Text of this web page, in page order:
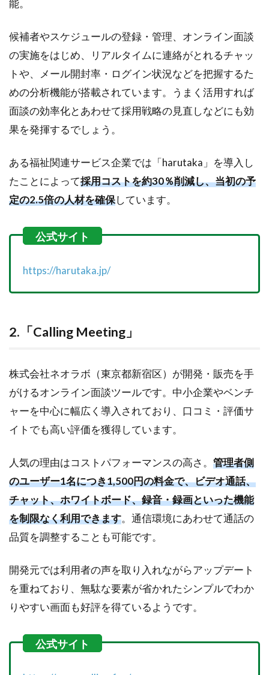
能。
候補者やスケジュールの登録・管理、オンライン面談
の実施をはじめ、リアルタイムに連絡がとれるチャッ
トや、メール開封率・ログイン状況などを把握するた
めの分析機能が搭載されています。うまく活用すれば
面談の効率化とあわせて採用戦略の見直しなどにも効
果を発揮するでしょう。
ある福祉関連サービス企業では「harutaka」を導入し
たことによって採用コストを約30％削減し、当初の予
定の2.5倍の人材を確保しています。
https://harutaka.jp/
2.「Calling Meeting」
株式会社ネオラボ（東京都新宿区）が開発・販売を手
がけるオンライン面談ツールです。中小企業やベンチ
ャーを中心に幅広く導入されており、口コミ・評価サ
イトでも高い評価を獲得しています。
人気の理由はコストパフォーマンスの高さ。 管理者側
のユーザー1名につき1,500円の料金で、ビデオ通話、
チャット、ホワイトボード、録音・録画といった機能
を制限なく利用できます。通信環境にあわせて通話の
品質を調整することも可能です。
開発元では利用者の声を取り入れながらアップデート
を重ねており、無駄な要素が省かれたシンプルでわか
りやすい画面も好評を得ているようです。